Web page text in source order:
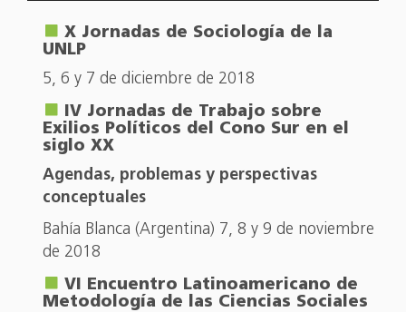
X Jornadas de Sociología de la
UNLP
5, 6 y 7 de diciembre de 2018
IV Jornadas de Trabajo sobre
Exilios Políticos del Cono Sur en el
siglo XX
Agendas, problemas y perspectivas
conceptuales
Bahía Blanca (Argentina) 7, 8 y 9 de noviembre
de 2018
VI Encuentro Latinoamericano de
Metodología de las Ciencias Sociales